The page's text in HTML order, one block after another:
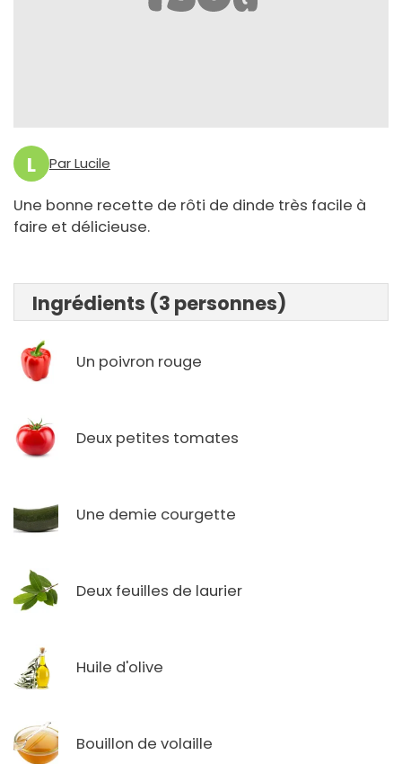
L Par Lucile
Une bonne recette de rôti de dinde très facile à
faire et délicieuse.
Ingrédients (3 personnes)
Un poivron rouge
Deux petites tomates
Une demie courgette
Deux feuilles de laurier
Huile d'olive
Bouillon de volaille